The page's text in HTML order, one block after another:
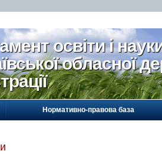
освіти і
обласної
Нормативно-правова база